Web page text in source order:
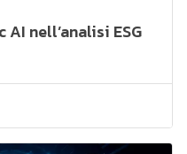
nell’analisi ESG